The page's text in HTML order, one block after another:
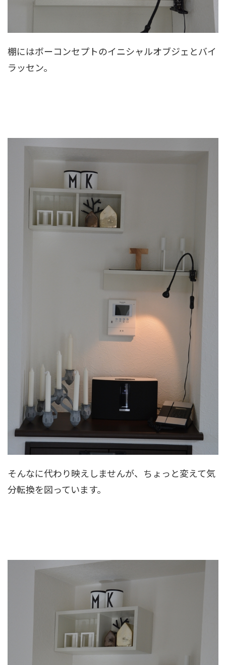
棚にはボーコンセプトのイニシャルオブジェとバイ
ラッセン。
そんなに代わり映えしませんが、ちょっと変えて気
分転換を図っています。